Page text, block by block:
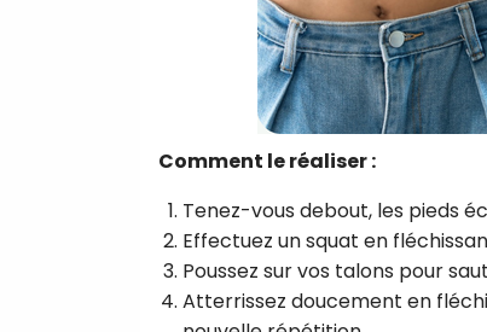
Comment le réaliser :
Tenez-vous debout, les pieds
Effectuez un squat en
Poussez sur vos talons pour
Atterrissez doucement en